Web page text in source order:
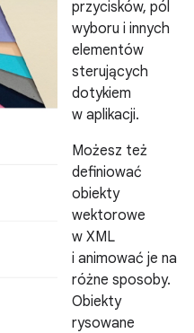
przycisków, pól
wyboru i innych
elementów
sterujących
dotykiem
w aplikacji.
Możesz też
definiować
obiekty
wektorowe
w XML
i animować je na
różne sposoby.
Obiekty
rysowane